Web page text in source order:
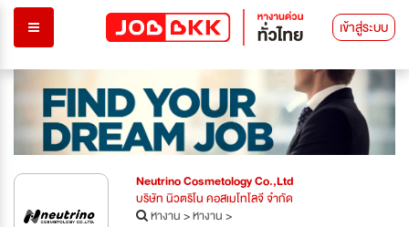
เข้าสู่ระบบ
Neutrino Cosmetology Co.,Ltd
บริษัท นิวตริโน คอสเมโทโลจี จำกัด
หางาน>หางาน>